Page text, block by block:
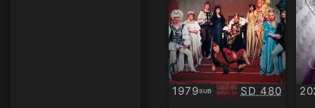
1979SUB
Субтитри Качество:
SD 480